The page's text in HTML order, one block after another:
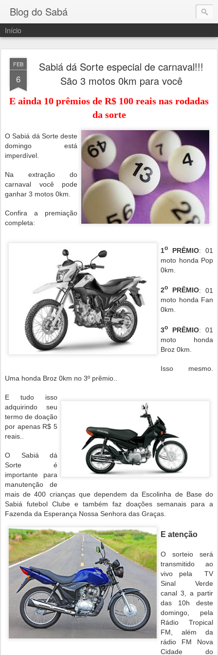
Blog do Sabá
Início
FEB
6
Sabiá dá Sorte especial de carnaval!!!
São 3 motos 0km para você
E ainda 10 prêmios de R$ 100 reais nas rodadas
da sorte
O Sabiá dá Sorte deste
domingo está
imperdível.
Na extração do
carnaval você pode
ganhar 3 motos 0km.
Confira a premiação
completa:
1o PRÊMIO: 01
moto honda Pop
0km.
2o PRÊMIO: 01
moto honda Fan
0km.
3o PRÊMIO: 01
moto honda
Broz 0km.
Isso mesmo.
Uma honda Broz 0km no 3º prêmio..
E tudo isso
adquirindo seu
termo de doação
por apenas R$ 5
reais..
O Sabiá dá
Sorte é
importante para
manutenção de
mais de 400 crianças que dependem da Escolinha de Base do
Sabiá futebol Clube e também faz doações semanais para a
Fazenda da Esperança Nossa Senhora das Graças.
E atenção
O sorteio será
transmitido ao
vivo pela TV
Sinal Verde
canal 3, a partir
das 10h deste
domingo, pela
Rádio Tropical
FM, além da
rádio FM Nova
Cidade do